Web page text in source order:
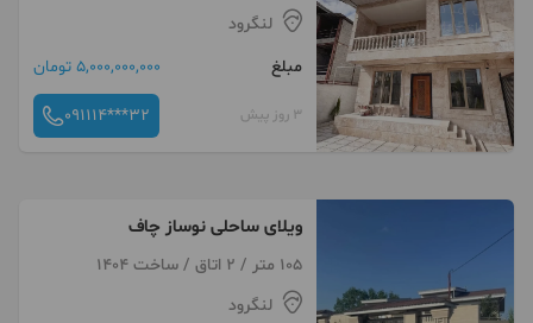
لنگرود
مبلغ
5,000,000,000 تومان
3 روز پیش 091114***32
ویلای ساحلی نوساز چاف
105 متر / 2 اتاق / ساخت 1404
لنگرود